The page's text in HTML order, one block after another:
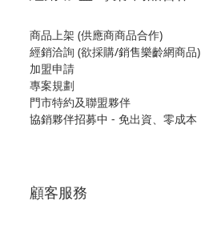
商品上架 (供應商商品合作)
經銷洽詢 (欲採購/銷售樂齡網商品)
加盟申請
專案規劃
門市特約及聯盟夥伴
協銷夥伴招募中 - 免出資、零成本
顧客服務